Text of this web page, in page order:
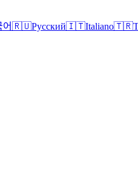
어🇷🇺Русский🇮🇹Italiano🇹🇷